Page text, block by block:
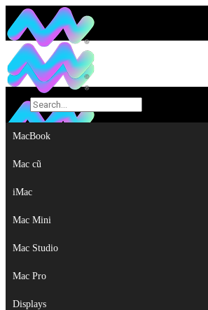
MacBook
Mac cũ
iMac
Mac Mini
Mac Studio
Mac Pro
MacBook
Mac cũ
iMac
Mac Mini
Mac Studio
Mac Pro
Displays